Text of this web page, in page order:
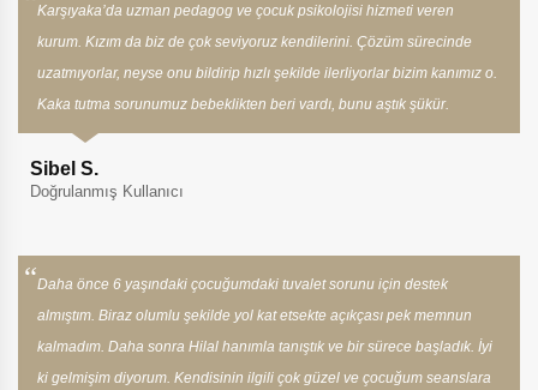
Karşıyaka’da uzman pedagog ve çocuk psikolojisi hizmeti veren
kurum. Kızım da biz de çok seviyoruz kendilerini. Çözüm sürecinde
uzatmıyorlar, neyse onu bildirip hızlı şekilde ilerliyorlar bizim kanımız o.
Kaka tutma sorunumuz bebeklikten beri vardı, bunu aştık şükür.
Sibel S.
Doğrulanmış Kullanıcı
Daha önce 6 yaşındaki çocuğumdaki tuvalet sorunu için destek
almıştım. Biraz olumlu şekilde yol kat etsekte açıkçası pek memnun
kalmadım. Daha sonra Hilal hanımla tanıştık ve bir sürece başladık. İyi
ki gelmişim diyorum. Kendisinin ilgili çok güzel ve çocuğum seanslara